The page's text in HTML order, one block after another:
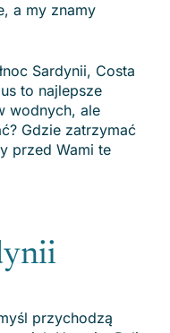
a my znamy
Sardynii, Costa
to najlepsze
wodnych, ale
Gdzie zatrzymać
przed Wami te
przychodzą